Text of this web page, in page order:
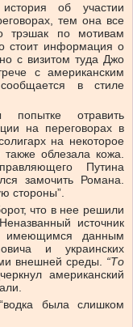
об участии
тем она все
трэшак по мотивам
стоит информация о
с визитом туда Джо
с американским
в стиле
попытке отравить
на переговорах в
на некоторое
облезала кожа.
Путина
замочить Романа.
стороны”.
что в нее решили
источник
имеющимся данным
и украинских
внешней среды. “То
американский
была слишком